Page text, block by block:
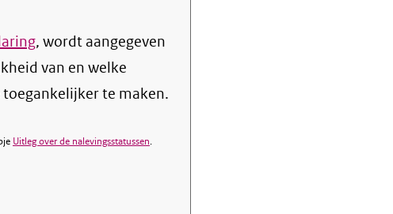
, wordt aangegeven
van en welke
te maken.
Uitleg over de nalevingsstatussen.